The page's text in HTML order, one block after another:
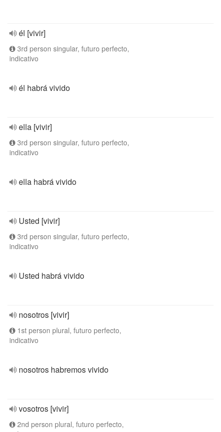
él [vivir]
3rd person singular, futuro perfecto,
indicativo
él habrá vivido
ella [vivir]
3rd person singular, futuro perfecto,
indicativo
ella habrá vivido
Usted [vivir]
3rd person singular, futuro perfecto,
indicativo
Usted habrá vivido
nosotros [vivir]
1st person plural, futuro perfecto,
indicativo
nosotros habremos vivido
vosotros [vivir]
2nd person plural, futuro perfecto,